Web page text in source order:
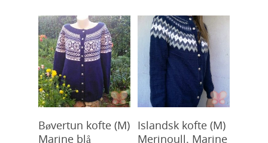
Kjøp
Bøvertun kofte (M)
Marine blå
Kjøp
Islandsk kofte (M)
Merinoull. Marine